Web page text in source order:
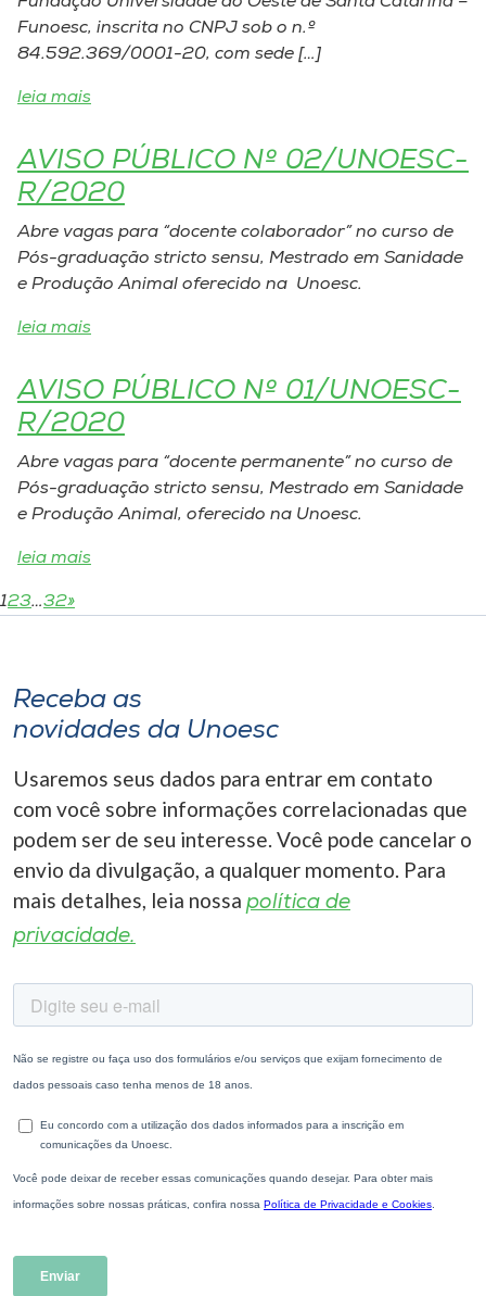
Funoesc, inscrita no CNPJ sob o n.º
84.592.369/0001-20, com sede […]
leia mais
AVISO PÚBLICO Nº 02/UNOESC-
R/2020
Abre vagas para “docente colaborador” no curso de
Pós-graduação stricto sensu, Mestrado em Sanidade
e Produção Animal oferecido na Unoesc.
leia mais
AVISO PÚBLICO Nº 01/UNOESC-
R/2020
Abre vagas para “docente permanente” no curso de
Pós-graduação stricto sensu, Mestrado em Sanidade
e Produção Animal, oferecido na Unoesc.
leia mais
123…32»
Receba as
novidades da Unoesc
Usaremos seus dados para entrar em contato
com você sobre informações correlacionadas que
podem ser de seu interesse. Você pode cancelar o
envio da divulgação, a qualquer momento. Para
mais detalhes, leia nossa política de
privacidade.